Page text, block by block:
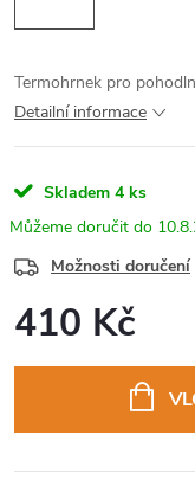
Termohrnek pro
Detailní informace
Skladem 4 ks
Možnosti doručení
410 Kč